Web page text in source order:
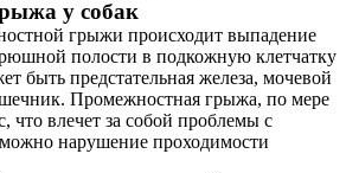
у собак
грыжи происходит выпадение
полости в подкожную клетчатку
быть предстательная железа, мочевой
Промежностная грыжа, по мере
что влечет за собой проблемы с
нарушение проходимости